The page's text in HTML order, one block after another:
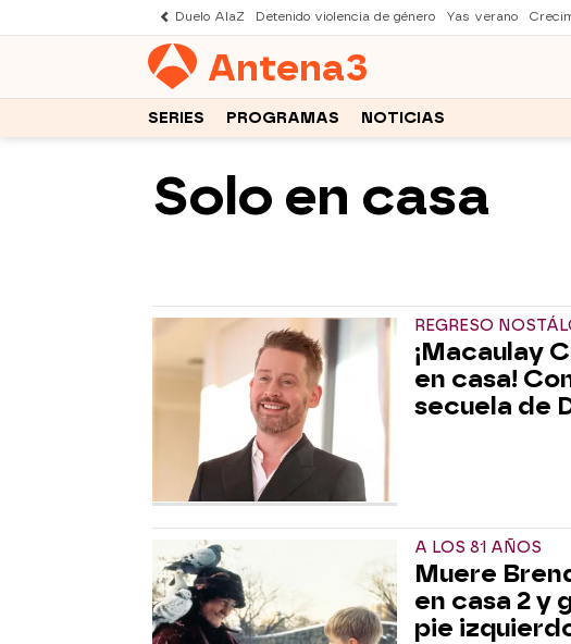
Duelo AlaZ Detenido violencia de género Yas verano
Antena3
SERIES PROGRAMAS NOTICIAS
Solo en casa
REGRESO
¡Macaulay
en casa!
secuela de
A LOS 81 AÑOS
Muere
en casa 2 y
pie